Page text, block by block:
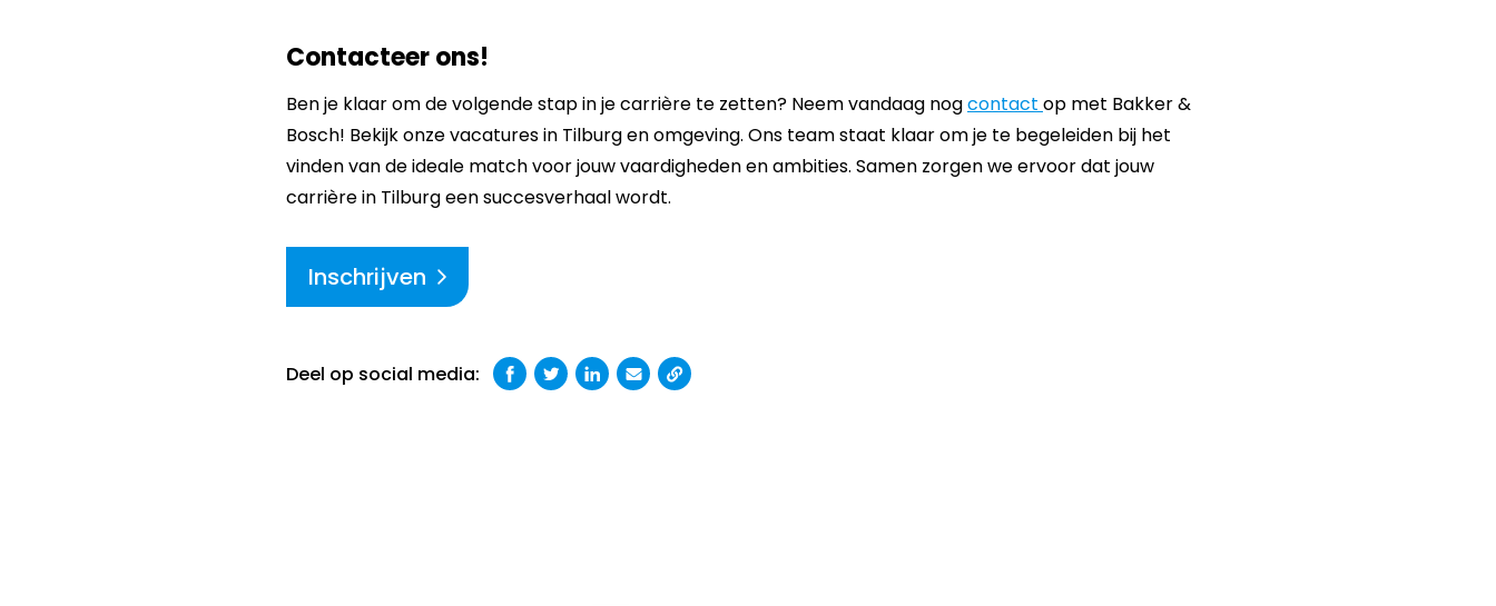
Contacteer ons!
Ben je klaar om de volgende stap in je carrière te zetten? Neem vandaag nogcontact op met Bakker &
Bosch! Bekijk onze vacatures in Tilburg en omgeving. Ons team staat klaar om je te begeleiden bij het
vinden van de ideale match voor jouw vaardigheden en ambities. Samen zorgen we ervoor dat jouw
carrière in Tilburg een succesverhaal wordt.
Inschrijven
Deel op social media: